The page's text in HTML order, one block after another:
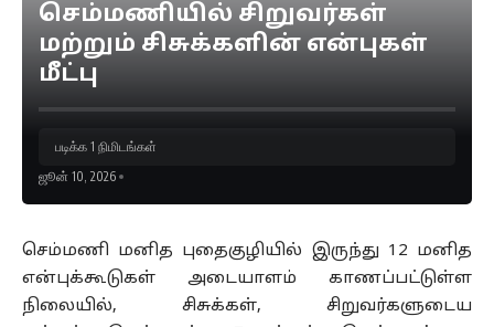
செம்மணியில் சிறுவர்கள்
மற்றும் சிசுக்களின் என்புகள்
மீட்பு
ஜூன் 10, 2026
படிக்க 1 நிமிடங்கள்
செம்மணி மனித புதைகுழியில் இருந்து 12 மனித
என்புக்கூடுகள் அடையாளம் காணப்பட்டுள்ள
நிலையில், சிசுக்கள், சிறுவர்களுடைய